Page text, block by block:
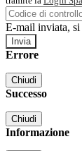
E-mail inviata, si
Errore
Chiudi
Successo
Chiudi
Informazione